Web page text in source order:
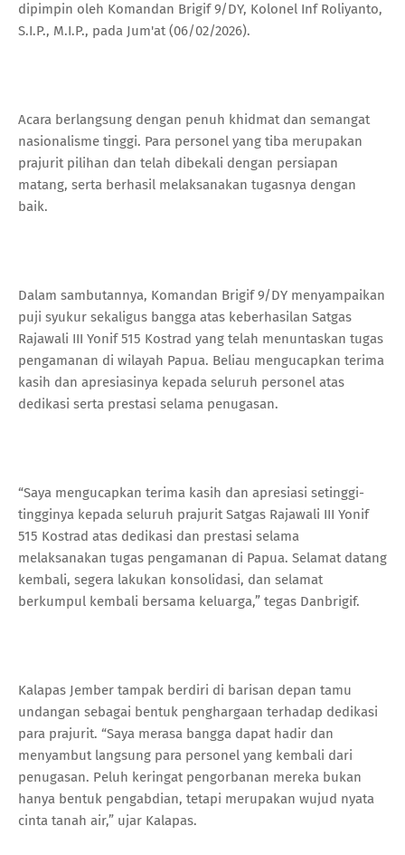
dipimpin oleh Komandan Brigif 9/DY, Kolonel Inf Roliyanto,
S.I.P., M.I.P., pada Jum'at (06/02/2026).
Acara berlangsung dengan penuh khidmat dan semangat
nasionalisme tinggi. Para personel yang tiba merupakan
prajurit pilihan dan telah dibekali dengan persiapan
matang, serta berhasil melaksanakan tugasnya dengan
baik.
Dalam sambutannya, Komandan Brigif 9/DY menyampaikan
puji syukur sekaligus bangga atas keberhasilan Satgas
Rajawali III Yonif 515 Kostrad yang telah menuntaskan tugas
pengamanan di wilayah Papua. Beliau mengucapkan terima
kasih dan apresiasinya kepada seluruh personel atas
dedikasi serta prestasi selama penugasan.
“Saya mengucapkan terima kasih dan apresiasi setinggi-
tingginya kepada seluruh prajurit Satgas Rajawali III Yonif
515 Kostrad atas dedikasi dan prestasi selama
melaksanakan tugas pengamanan di Papua. Selamat datang
kembali, segera lakukan konsolidasi, dan selamat
berkumpul kembali bersama keluarga,” tegas Danbrigif.
Kalapas Jember tampak berdiri di barisan depan tamu
undangan sebagai bentuk penghargaan terhadap dedikasi
para prajurit. “Saya merasa bangga dapat hadir dan
menyambut langsung para personel yang kembali dari
penugasan. Peluh keringat pengorbanan mereka bukan
hanya bentuk pengabdian, tetapi merupakan wujud nyata
cinta tanah air,” ujar Kalapas.